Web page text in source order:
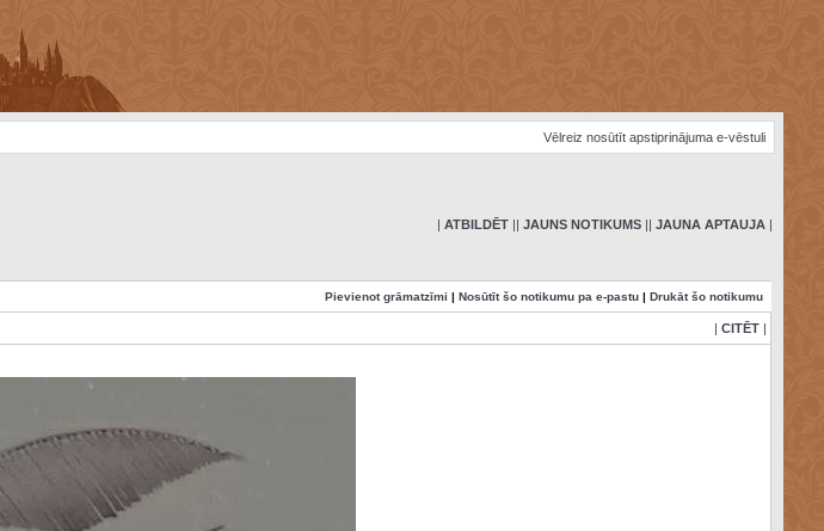
Vēlreiz nosūtīt apstiprinājuma e-vēstuli
| ATBILDĒT|| JAUNS NOTIKUMS|| JAUNA APTAUJA|
Pievienot grāmatzīmi | Nosūtīt šo notikumu pa e-pastu| Drukāt šo notikumu
| CITĒT|